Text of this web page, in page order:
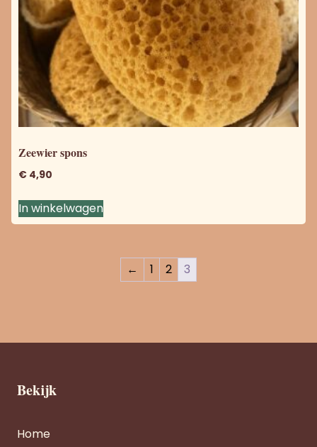
Zeewier spons
€ 4,90
In winkelwagen
← 1 2 3
Bekijk
Home